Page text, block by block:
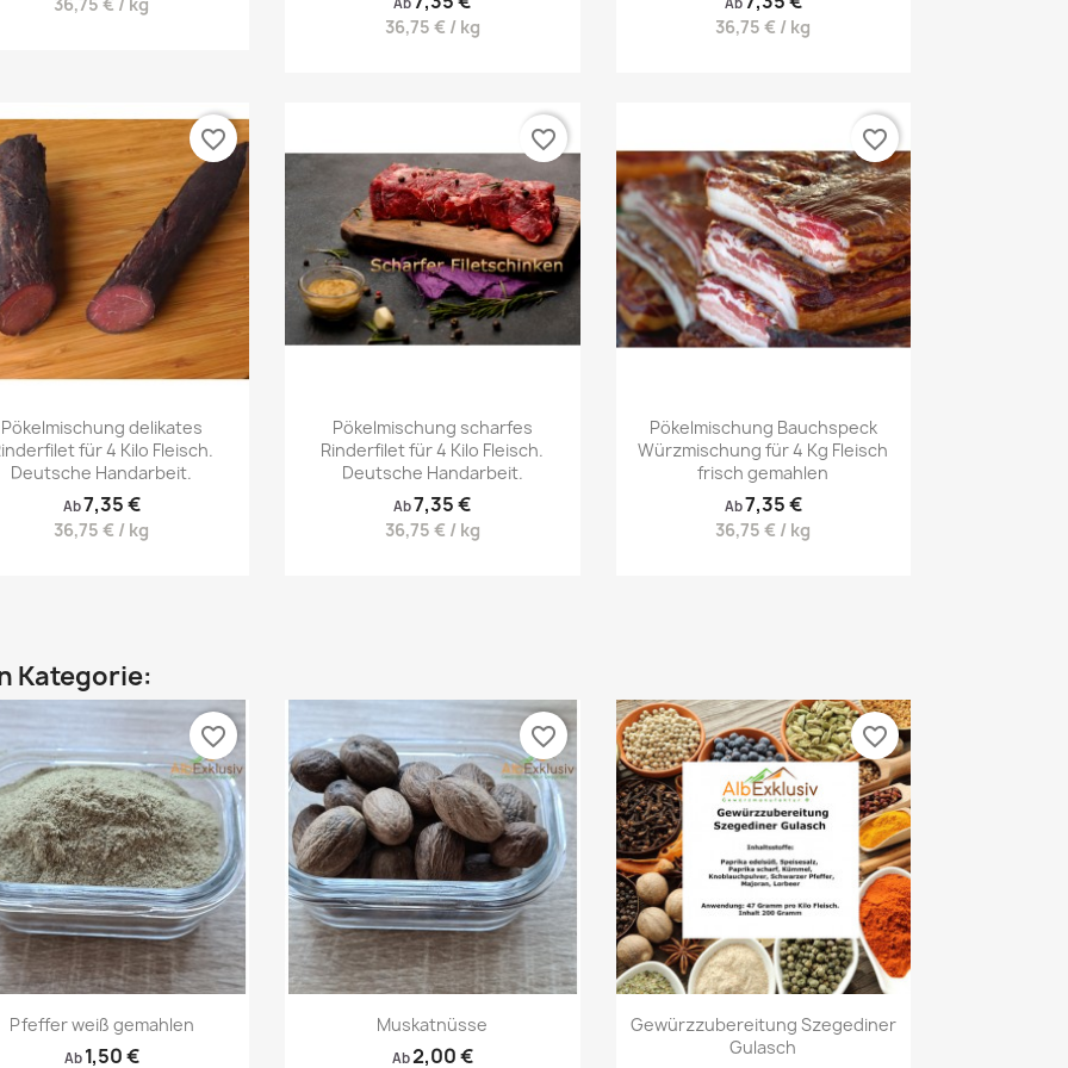
36,75 € / kg
36,75 € / kg 36,75 € / kg
Vorschau
Pökelmischung delikates
für 4 Kilo Fleisch.
Deutsche Handarbeit.
Ab7,35 €
36,75 € / kg
favorite_border
Vorschau
Pökelmischung scharfes
Rinderfilet für 4 Kilo Fleisch.
Deutsche Handarbeit.
Ab7,35 €
36,75 € / kg
favorite_border
Vorschau
Pökelmischung Bauchspeck
Würzmischung für 4 Kg Fleisch
frisch gemahlen
Ab7,35 €
36,75 € / kg
favorite_border
Kategorie:
Vorschau
Pfeffer weiß gemahlen
Ab 1,50 €
favorite_border
Vorschau
Muskatnüsse
Ab2,00 €
favorite_border
Vorschau
Gewürzzubereitung Szegediner
Gulasch
favorite_border